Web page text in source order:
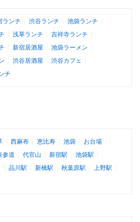
ランチ 渋谷ランチ
池袋ランチ
浅草ランチ
吉祥寺ランチ
新宿居酒屋
池袋ラーメン
渋谷居酒屋
渋谷カフェ
チ
西麻布 恵比寿 池袋
お台場
参道 代官山 新宿駅
池袋駅
品川駅 新橋駅 秋葉原駅
上野駅